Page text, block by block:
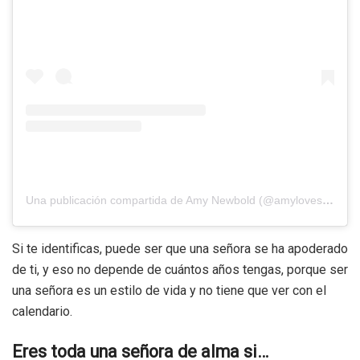
Una publicación compartida de Amy Newbold (@amylovesharryandfin)
Si te identificas, puede ser que una señora se ha apoderado
de ti, y eso no depende de cuántos años tengas, porque ser
una señora es un estilo de vida y no tiene que ver con el
calendario.
Eres toda una señora de alma si…